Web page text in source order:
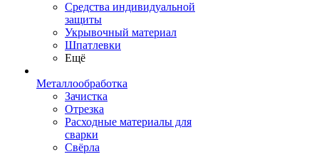
Средства индивидуальной
защиты
Укрывочный материал
Шпатлевки
Ещё
Металлообработка
Зачистка
Отрезка
Расходные материалы для
сварки
Свёрла